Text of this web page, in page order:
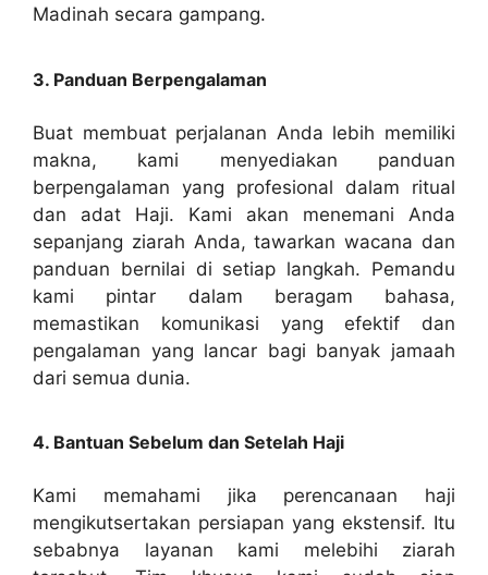
Madinah secara gampang.
3. Panduan Berpengalaman
Buat membuat perjalanan Anda lebih memiliki
makna, kami menyediakan panduan
berpengalaman yang profesional dalam ritual
dan adat Haji. Kami akan menemani Anda
sepanjang ziarah Anda, tawarkan wacana dan
panduan bernilai di setiap langkah. Pemandu
kami pintar dalam beragam bahasa,
memastikan komunikasi yang efektif dan
pengalaman yang lancar bagi banyak jamaah
dari semua dunia.
4. Bantuan Sebelum dan Setelah Haji
Kami memahami jika perencanaan haji
mengikutsertakan persiapan yang ekstensif. Itu
sebabnya layanan kami melebihi ziarah